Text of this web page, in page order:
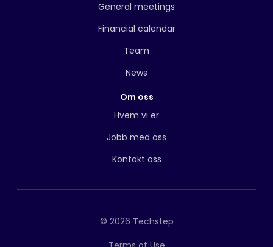
General meetings
Financial calendar
Team
News
Om oss
Hvem vi er
Jobb med oss
Kontakt oss
© 2026 Techstep